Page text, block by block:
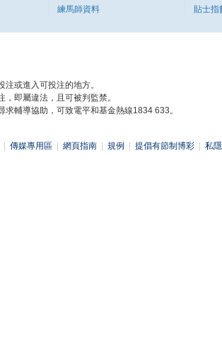
練馬師資料
貼士指
或進入可投注的地方。
，即屬違法，且可被判監禁。
求輔導協助，可致電平和基金熱線1834 633。
傳媒專用區 網頁指南 規例 提倡有節制博彩 私